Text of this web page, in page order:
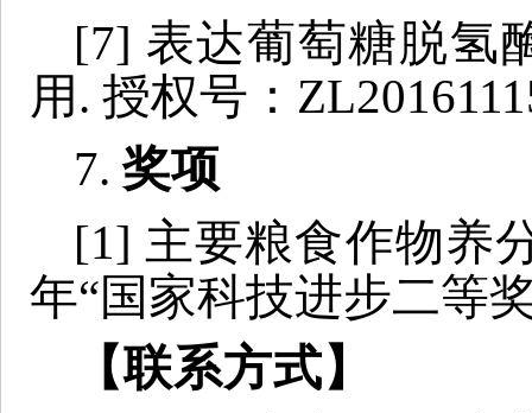
[7] 表达葡萄糖脱氢
用. 授权号：
7. 奖项
[1] 主要粮食作物养
年“国家科技进步二等
【联系方式】